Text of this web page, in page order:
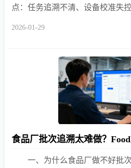
点：任务追溯不清、设备校准失
2026-01-29
一、为什么食品厂做不好批